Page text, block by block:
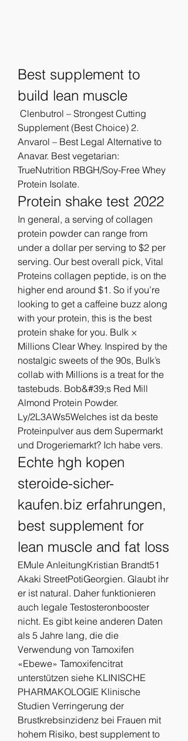
Best supplement to
build lean muscle
Supplement (Best Choice) 2.
Anvarol – Best Legal Alternative to
Anavar. Best vegetarian:
TrueNutrition RBGH/Soy-Free Whey
Protein Isolate.
Protein shake test 2022
In general, a serving of collagen
protein powder can range from
under a dollar per serving to $2 per
serving. Our best overall pick, Vital
Proteins collagen peptide, is on the
higher end around $1. So if you’re
looking to get a caffeine buzz along
with your protein, this is the best
protein shake for you. Bulk ×
Millions Clear Whey. Inspired by the
nostalgic sweets of the 90s, Bulk’s
collab with Millions is a treat for the
tastebuds. Bob&#39;s Red Mill
Almond Protein Powder.
Ly/2L3AWs5Welches ist da beste
Proteinpulver aus dem Supermarkt
und Drogeriemarkt? Ich habe vers.
Echte hgh kopen
steroide-sicher-
kaufen.biz erfahrungen,
best supplement for
lean muscle and fat loss
EMule AnleitungKristian Brandt51
Akaki StreetPotiGeorgien. Glaubt ihr
er ist natural. Daher funktionieren
auch legale Testosteronbooster
nicht. Es gibt keine anderen Daten
als 5 Jahre lang, die die
Verwendung von Tamoxifen
«Ebewe» Tamoxifencitrat
unterstützen siehe KLINISCHE
PHARMAKOLOGIE Klinische
Studien Verringerung der
Brustkrebsinzidenz bei Frauen mit
hohem Risiko, best supplement to